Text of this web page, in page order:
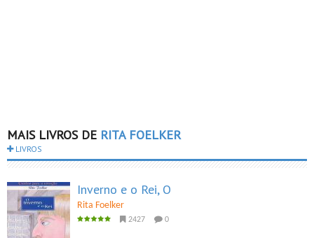
MAIS LIVROS DE RITA FOELKER
LIVROS
Inverno e o Rei, O
Rita Foelker
2427 0